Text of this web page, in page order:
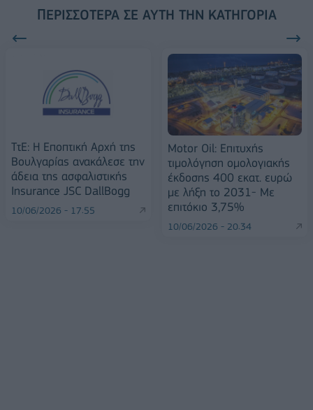
ΠΕΡΙΣΣΌΤΕΡΑ ΣΕ ΑΥΤΉ ΤΗΝ ΚΑΤΗΓΟΡΊΑ
ΤτΕ: Η Εποπτική Αρχή της
Βουλγαρίας ανακάλεσε την
άδεια της ασφαλιστικής
Insurance JSC DallBogg
10/06/2026 - 17:55
Motor Oil: Επιτυχής
τιμολόγηση ομολογιακής
έκδοσης 400 εκατ. ευρώ
με λήξη το 2031- Με
επιτόκιο 3,75%
10/06/2026 - 20:34